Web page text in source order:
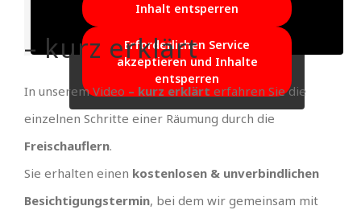
Inhalt entsperren
Erforderlichen Service
akzeptieren und Inhalte
entsperren
– kurz erklärt
In unserem Video – kurz erklärt erfahren Sie die
einzelnen Schritte einer Räumung durch die
Freischauflern.
Sie erhalten einen kostenlosen & unverbindlichen
Besichtigungstermin, bei dem wir gemeinsam mit